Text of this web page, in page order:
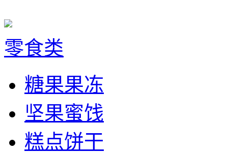
零食类
糖果果冻
坚果蜜饯
糕点饼干